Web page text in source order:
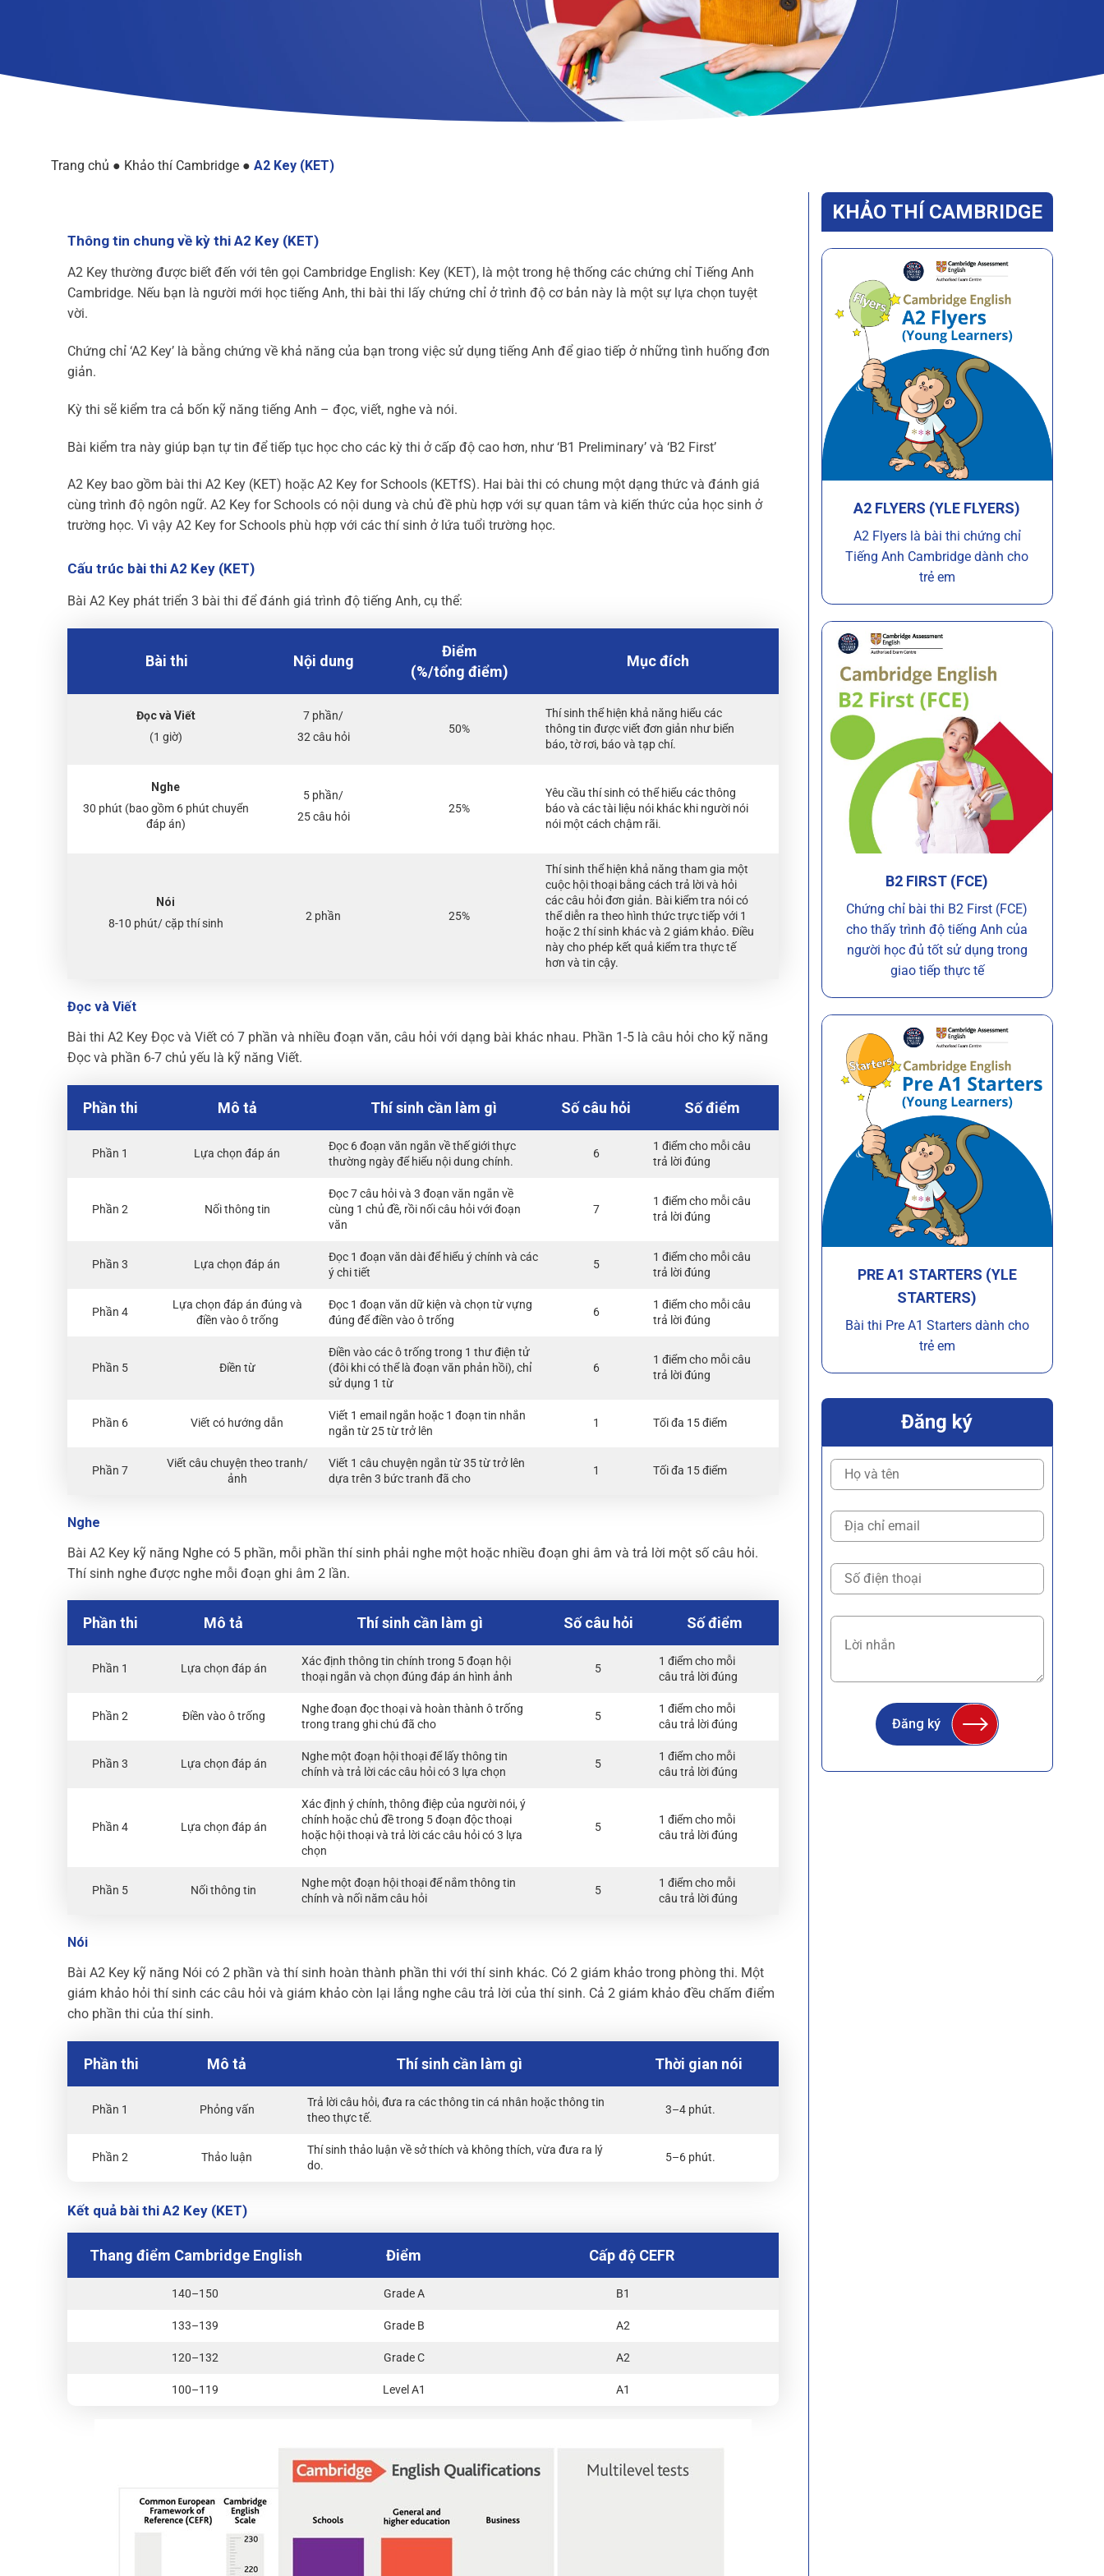
Trang chủ ● Khảo thí Cambridge ● A2 Key (KET)
Thông tin chung về kỳ thi A2 Key (KET)
A2 Key thường được biết đến với tên gọi Cambridge English: Key (KET), là một trong hệ thống các chứng chỉ Tiếng Anh
Cambridge. Nếu bạn là người mới học tiếng Anh, thi bài thi lấy chứng chỉ ở trình độ cơ bản này là một sự lựa chọn tuyệt
vời.
Chứng chỉ ‘A2 Key’ là bằng chứng về khả năng của bạn trong việc sử dụng tiếng Anh để giao tiếp ở những tình huống đơn
giản.
Kỳ thi sẽ kiểm tra cả bốn kỹ năng tiếng Anh – đọc, viết, nghe và nói.
Bài kiểm tra này giúp bạn tự tin để tiếp tục học cho các kỳ thi ở cấp độ cao hơn, như ‘B1 Preliminary’ và ‘B2 First’
A2 Key bao gồm bài thi A2 Key (KET) hoặc A2 Key for Schools (KETfS). Hai bài thi có chung một dạng thức và đánh giá
cùng trình độ ngôn ngữ. A2 Key for Schools có nội dung và chủ đề phù hợp với sự quan tâm và kiến thức của học sinh ở
trường học. Vì vậy A2 Key for Schools phù hợp với các thí sinh ở lứa tuổi trường học.
Cấu trúc bài thi A2 Key (KET)
Bài A2 Key phát triển 3 bài thi để đánh giá trình độ tiếng Anh, cụ thể:
Bài thi Nội dung
Điểm
(%/tổng điểm)
Mục đích
Đọc và Viết
(1 giờ)
7 phần/
32 câu hỏi
50%
Thí sinh thể hiện khả năng hiểu các
thông tin được viết đơn giản như biển
báo, tờ rơi, báo và tạp chí.
Nghe
30 phút (bao gồm 6 phút chuyển
đáp án)
5 phần/
25 câu hỏi
25%
Yêu cầu thí sinh có thể hiểu các thông
báo và các tài liệu nói khác khi người nói
nói một cách chậm rãi.
Nói
8-10 phút/ cặp thí sinh
2 phần 25%
Thí sinh thể hiện khả năng tham gia một
cuộc hội thoại bằng cách trả lời và hỏi
các câu hỏi đơn giản. Bài kiểm tra nói có
thể diễn ra theo hình thức trực tiếp với 1
hoặc 2 thí sinh khác và 2 giám khảo. Điều
này cho phép kết quả kiểm tra thực tế
hơn và tin cậy.
Đọc và Viết
Bài thi A2 Key Đọc và Viết có 7 phần và nhiều đoạn văn, câu hỏi với dạng bài khác nhau. Phần 1-5 là câu hỏi cho kỹ năng
Đọc và phần 6-7 chủ yếu là kỹ năng Viết.
Phần thi Mô tả Thí sinh cần làm gì Số câu hỏi Số điểm
Phần 1 Lựa chọn đáp án
Đọc 6 đoạn văn ngắn về thế giới thực
thường ngày để hiểu nội dung chính.
6
1 điểm cho mỗi câu
trả lời đúng
Phần 2 Nối thông tin
Đọc 7 câu hỏi và 3 đoạn văn ngắn về
cùng 1 chủ đề, rồi nối câu hỏi với đoạn
văn
7
1 điểm cho mỗi câu
trả lời đúng
Phần 3 Lựa chọn đáp án
Đọc 1 đoạn văn dài để hiểu ý chính và các
ý chi tiết
5
1 điểm cho mỗi câu
trả lời đúng
Phần 4
Lựa chọn đáp án đúng và
điền vào ô trống
Đọc 1 đoạn văn dữ kiện và chọn từ vựng
đúng để điền vào ô trống
6
1 điểm cho mỗi câu
trả lời đúng
Phần 5 Điền từ
Điền vào các ô trống trong 1 thư điện tử
(đôi khi có thể là đoạn văn phản hồi), chỉ
sử dụng 1 từ
6
1 điểm cho mỗi câu
trả lời đúng
Phần 6 Viết có hướng dẫn
Viết 1 email ngắn hoặc 1 đoạn tin nhắn
ngắn từ 25 từ trở lên
1 Tối đa 15 điểm
Phần 7
Viết câu chuyện theo tranh/
ảnh
Viết 1 câu chuyện ngắn từ 35 từ trở lên
dựa trên 3 bức tranh đã cho
1 Tối đa 15 điểm
Nghe
Bài A2 Key kỹ năng Nghe có 5 phần, mỗi phần thí sinh phải nghe một hoặc nhiều đoạn ghi âm và trả lời một số câu hỏi.
Thí sinh nghe được nghe mỗi đoạn ghi âm 2 lần.
Phần thi Mô tả Thí sinh cần làm gì Số câu hỏi Số điểm
Phần 1 Lựa chọn đáp án
Xác định thông tin chính trong 5 đoạn hội
thoại ngắn và chọn đúng đáp án hình ảnh
5
1 điểm cho mỗi
câu trả lời đúng
Phần 2 Điền vào ô trống
Nghe đoạn đọc thoại và hoàn thành ô trống
trong trang ghi chú đã cho
5
1 điểm cho mỗi
câu trả lời đúng
Phần 3 Lựa chọn đáp án
Nghe một đoạn hội thoại để lấy thông tin
chính và trả lời các câu hỏi có 3 lựa chọn
5
1 điểm cho mỗi
câu trả lời đúng
Phần 4 Lựa chọn đáp án
Xác định ý chính, thông điệp của người nói, ý
chính hoặc chủ đề trong 5 đoạn độc thoại
hoặc hội thoại và trả lời các câu hỏi có 3 lựa
chọn
5
1 điểm cho mỗi
câu trả lời đúng
Phần 5 Nối thông tin
Nghe một đoạn hội thoại để nắm thông tin
chính và nối năm câu hỏi
5
1 điểm cho mỗi
câu trả lời đúng
Nói
Bài A2 Key kỹ năng Nói có 2 phần và thí sinh hoàn thành phần thi với thí sinh khác. Có 2 giám khảo trong phòng thi. Một
giám khảo hỏi thí sinh các câu hỏi và giám khảo còn lại lắng nghe câu trả lời của thí sinh. Cả 2 giám khảo đều chấm điểm
cho phần thi của thí sinh.
Phần thi Mô tả Thí sinh cần làm gì Thời gian nói
Phần 1 Phỏng vấn
Trả lời câu hỏi, đưa ra các thông tin cá nhân hoặc thông tin
theo thực tế.
3–4 phút.
Phần 2 Thảo luận
Thí sinh thảo luận về sở thích và không thích, vừa đưa ra lý
do.
5–6 phút.
Kết quả bài thi A2 Key (KET)
Thang điểm Cambridge English Điểm Cấp độ CEFR
140–150 Grade A B1
133–139 Grade B A2
120–132 Grade C A2
100–119 Level A1 A1
KHẢO THÍ CAMBRIDGE
A2 FLYERS (YLE FLYERS)
A2 Flyers là bài thi chứng chỉ
Tiếng Anh Cambridge dành cho
trẻ em
B2 FIRST (FCE)
Chứng chỉ bài thi B2 First (FCE)
cho thấy trình độ tiếng Anh của
người học đủ tốt sử dụng trong
giao tiếp thực tế
PRE A1 STARTERS (YLE
STARTERS)
Bài thi Pre A1 Starters dành cho
trẻ em
Đăng ký
Đăng ký